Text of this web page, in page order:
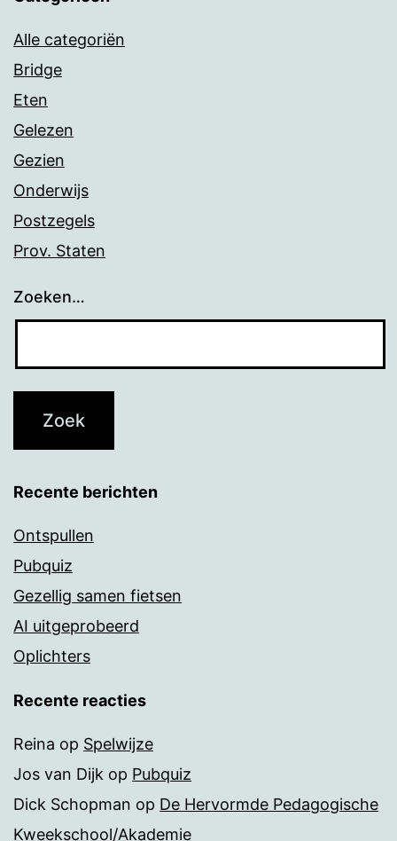
Alle categoriën
Bridge
Eten
Gelezen
Gezien
Onderwijs
Postzegels
Prov. Staten
Zoeken…
Recente berichten
Ontspullen
Pubquiz
Gezellig samen fietsen
AI uitgeprobeerd
Oplichters
Recente reacties
Reina op Spelwijze
Jos van Dijk op Pubquiz
Dick Schopman op De Hervormde Pedagogische
Kweekschool/Akademie